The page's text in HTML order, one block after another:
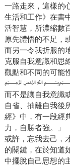
一路走來，這樣的
生活和工作》在書
活智慧，所濃縮數
原先體悟的不足，
而另一令我折服的
克服自我意識和思
觀點和不同的可能
而不是讓自我意識
自省、抽離自我後
經》中，有一段經
力，自勝者強。」
或許，忘我去己，
的關鍵，在於知道
中擺脫自己思想的